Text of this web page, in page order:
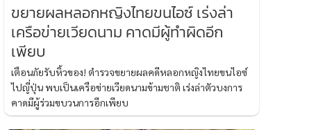
ขยายผลหลอกหญิงไทยขนไอซ์ เร่งล่า
เครือข่ายเวียดนาม คาดมีผู้ทำผิดอีก
เพียบ
เตือนภัยรับหิ้วของ! ตำรวจขยายผลคดีหลอกหญิงไทยขนไอซ์
ไปญี่ปุ่น พบเป็นเครือข่ายเวียดนามข้ามชาติ เร่งล่าตัวบงการ
คาดมีผู้ร่วมขบวนการอีกเพียบ